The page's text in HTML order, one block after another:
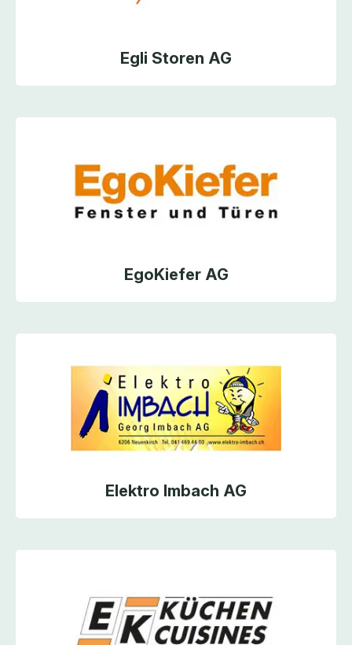
Egli Storen AG
EgoKiefer AG
Elektro Imbach AG